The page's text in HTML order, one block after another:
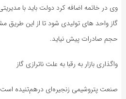
وی در خاتمه اضافه کرد دولت باید با
گاز واحد های تولیدی شود تا از این طریق
حجم صادرات پیش نیاید.
واگذاری بازار به رقبا به علت ناترازی گاز
صنعت پتروشیمی زنجیره‌ای درهم‌تنیده